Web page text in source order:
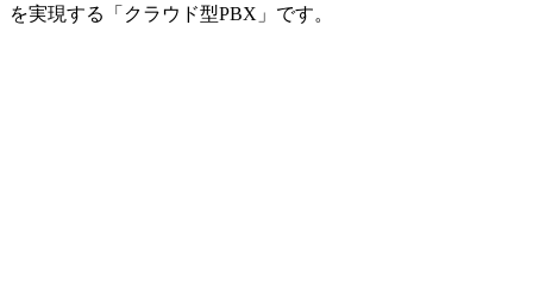
を実現する「クラウド型PBX」です。